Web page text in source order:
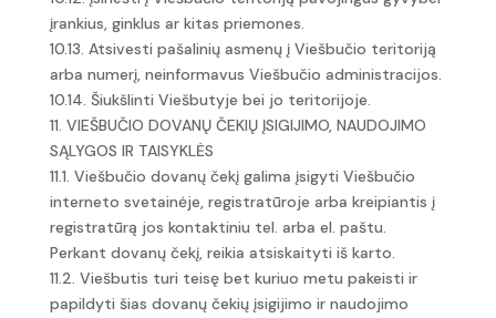
įrankius, ginklus ar kitas priemones.
10.13. Atsivesti pašalinių asmenų į Viešbučio teritoriją
arba numerį, neinformavus Viešbučio administracijos.
10.14. Šiukšlinti Viešbutyje bei jo teritorijoje.
11. VIEŠBUČIO DOVANŲ ČEKIŲ ĮSIGIJIMO, NAUDOJIMO
SĄLYGOS IR TAISYKLĖS
11.1. Viešbučio dovanų čekį galima įsigyti Viešbučio
interneto svetainėje, registratūroje arba kreipiantis į
registratūrą jos kontaktiniu tel. arba el. paštu.
Perkant dovanų čekį, reikia atsiskaityti iš karto.
11.2. Viešbutis turi teisę bet kuriuo metu pakeisti ir
papildyti šias dovanų čekių įsigijimo ir naudojimo